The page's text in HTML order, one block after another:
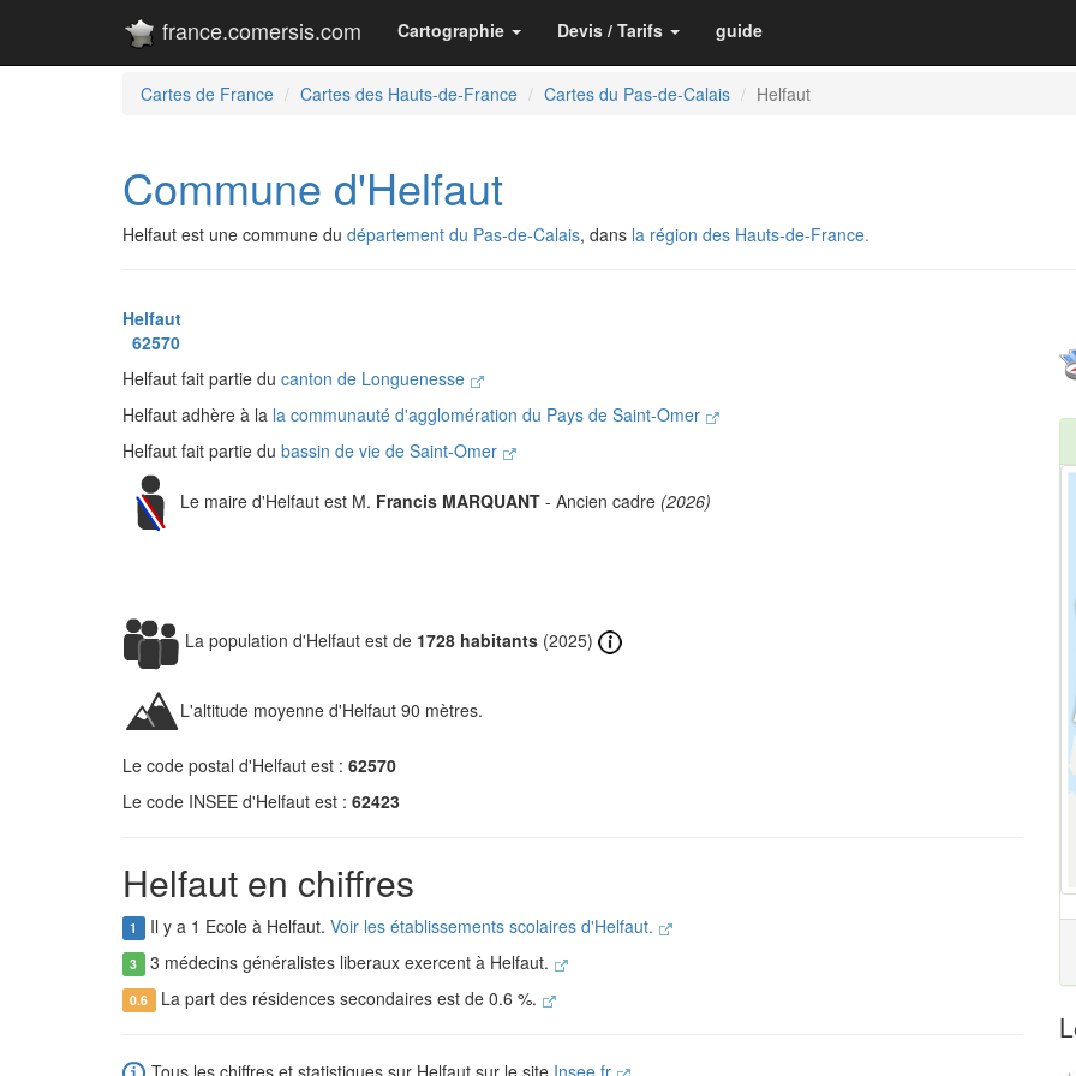
france.comersis.com Cartographie Devis / Tarifs guide
Cartes de France Cartes des Hauts-de-France Cartes du Pas-de-Calais Helfaut
Commune d'Helfaut
Helfaut est une commune du département du Pas-de-Calais, dans la région des Hauts-de-France.
Helfaut
62570
Helfaut fait partie du canton de Longuenesse
Helfaut adhère à la la communauté d'agglomération du Pays de Saint-Omer
Helfaut fait partie du bassin de vie de Saint-Omer
Le maire d'Helfaut est M. Francis MARQUANT - Ancien cadre (2026)
La population d'Helfaut est de 1728 habitants (2025)
L'altitude moyenne d'Helfaut 90 mètres.
Le code postal d'Helfaut est : 62570
Le code INSEE d'Helfaut est : 62423
Helfaut en chiffres
1 Il y a 1 Ecole à Helfaut. Voir les établissements scolaires d'Helfaut.
3 3 médecins généralistes liberaux exercent à Helfaut.
0.6 La part des résidences secondaires est de 0.6 %.
Tous les chiffres et statistiques sur Helfaut sur le site Insee.fr